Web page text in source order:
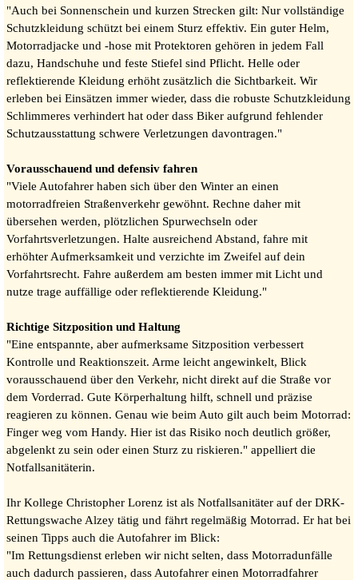
"Auch bei Sonnenschein und kurzen Strecken gilt: Nur vollständige
Schutzkleidung schützt bei einem Sturz effektiv. Ein guter Helm,
Motorradjacke und -hose mit Protektoren gehören in jedem Fall
dazu, Handschuhe und feste Stiefel sind Pflicht. Helle oder
reflektierende Kleidung erhöht zusätzlich die Sichtbarkeit. Wir
erleben bei Einsätzen immer wieder, dass die robuste Schutzkleidung
Schlimmeres verhindert hat oder dass Biker aufgrund fehlender
Schutzausstattung schwere Verletzungen davontragen."
Vorausschauend und defensiv fahren
"Viele Autofahrer haben sich über den Winter an einen
motorradfreien Straßenverkehr gewöhnt. Rechne daher mit
übersehen werden, plötzlichen Spurwechseln oder
Vorfahrtsverletzungen. Halte ausreichend Abstand, fahre mit
erhöhter Aufmerksamkeit und verzichte im Zweifel auf dein
Vorfahrtsrecht. Fahre außerdem am besten immer mit Licht und
nutze trage auffällige oder reflektierende Kleidung."
Richtige Sitzposition und Haltung
"Eine entspannte, aber aufmerksame Sitzposition verbessert
Kontrolle und Reaktionszeit. Arme leicht angewinkelt, Blick
vorausschauend über den Verkehr, nicht direkt auf die Straße vor
dem Vorderrad. Gute Körperhaltung hilft, schnell und präzise
reagieren zu können. Genau wie beim Auto gilt auch beim Motorrad:
Finger weg vom Handy. Hier ist das Risiko noch deutlich größer,
abgelenkt zu sein oder einen Sturz zu riskieren." appelliert die
Notfallsanitäterin.
Ihr Kollege Christopher Lorenz ist als Notfallsanitäter auf der DRK-
Rettungswache Alzey tätig und fährt regelmäßig Motorrad. Er hat bei
seinen Tipps auch die Autofahrer im Blick:
"Im Rettungsdienst erleben wir nicht selten, dass Motorradunfälle
auch dadurch passieren, dass Autofahrer einen Motorradfahrer